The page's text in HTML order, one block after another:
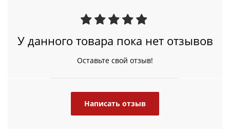
У данного товара пока нет отзывов
Оставьте свой отзыв!
Написать отзыв